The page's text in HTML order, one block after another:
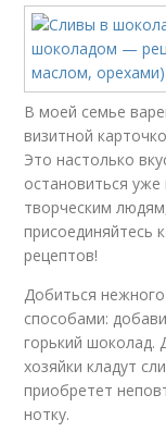
В моей семье
визитной
Это настолько
остановиться
творческим
присоединяйтесь
рецептов!
Добиться
способами:
горький шоколад.
хозяйки кладут
приобретет
нотку.